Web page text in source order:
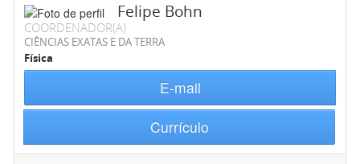
Felipe Bohn
COORDENADOR(A)
CIÊNCIAS EXATAS E DA TERRA
Física
E-mail
Currículo